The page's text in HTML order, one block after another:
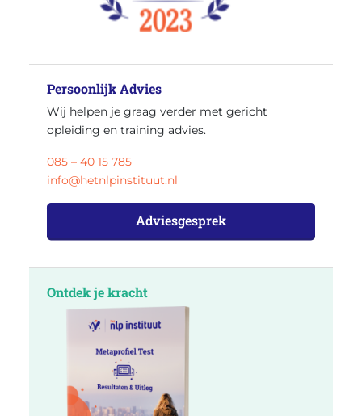
Persoonlijk Advies
Wij helpen je graag verder met gericht
opleiding en training advies.
085 – 40 15 785
info@hetnlpinstituut.nl
Adviesgesprek
Ontdek je kracht